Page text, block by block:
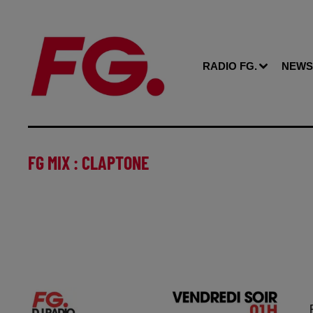
RADIO FG. NEWS
FG MIX : CLAPTONE